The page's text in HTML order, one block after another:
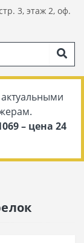
3, этаж 2, оф.
– цена 24